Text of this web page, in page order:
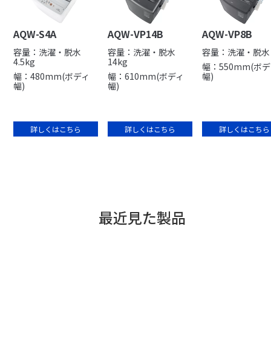
AQW-S4A
容量：洗濯・脱水
4.5kg
幅：480mm(ボディ
幅)
詳しくはこちら
AQW-VP14B
容量：洗濯・脱水
14kg
幅：610mm(ボディ
幅)
詳しくはこちら
AQW-VP8B
容量：洗濯・脱
幅：550mm(ボ
幅)
詳しくはこちら
最近見た製品